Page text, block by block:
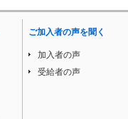
ご加入者の声を聞く
加入者の声
受給者の声